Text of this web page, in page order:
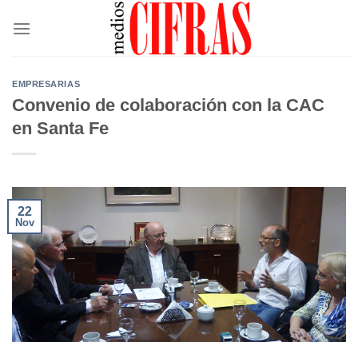
EMPRESARIAS
Convenio de colaboración con la CAC
en Santa Fe
22
Nov